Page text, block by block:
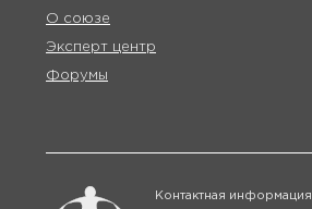
О союзе
Эксперт центр
Форумы
Контактная информация